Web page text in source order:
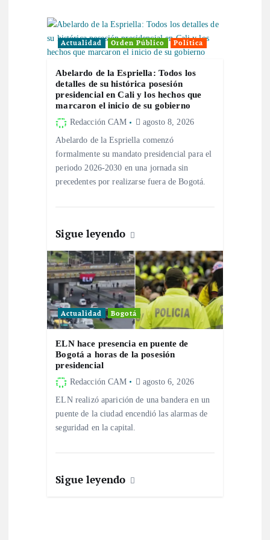
Actualidad Orden Público Política
Abelardo de la Espriella: Todos los
detalles de su histórica posesión
presidencial en Cali y los hechos que
marcaron el inicio de su gobierno
Redacción CAM agosto 8, 2026
Abelardo de la Espriella comenzó
formalmente su mandato presidencial para el
periodo 2026-2030 en una jornada sin
precedentes por realizarse fuera de Bogotá.
Sigue leyendo
Actualidad Bogotá
ELN hace presencia en puente de
Bogotá a horas de la posesión
presidencial
Redacción CAM agosto 6, 2026
ELN realizó aparición de una bandera en un
puente de la ciudad encendió las alarmas de
seguridad en la capital.
Sigue leyendo